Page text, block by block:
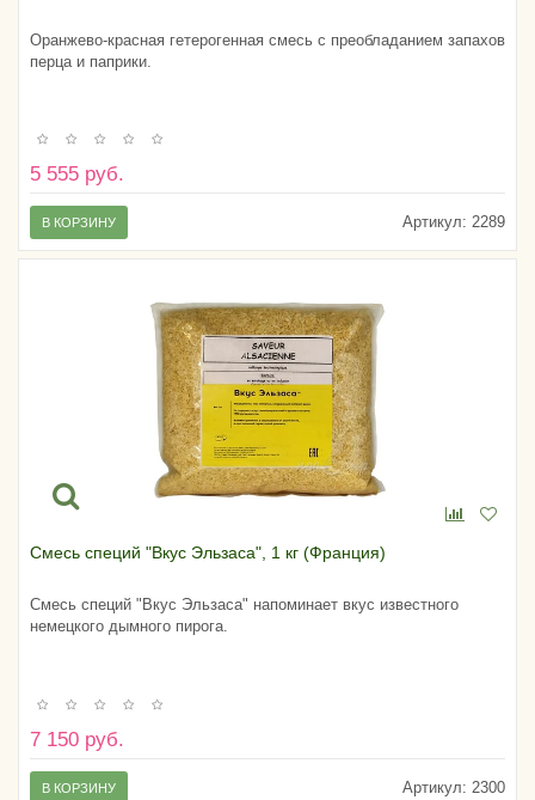
Оранжево-красная гетерогенная смесь с преобладанием запахов
перца и паприки.
5 555 руб.
Артикул: 2289
В КОРЗИНУ
Смесь специй "Вкус Эльзаса", 1 кг (Франция)
Смесь специй "Вкус Эльзаса" напоминает вкус известного
немецкого дымного пирога.
7 150 руб.
Артикул: 2300
В КОРЗИНУ